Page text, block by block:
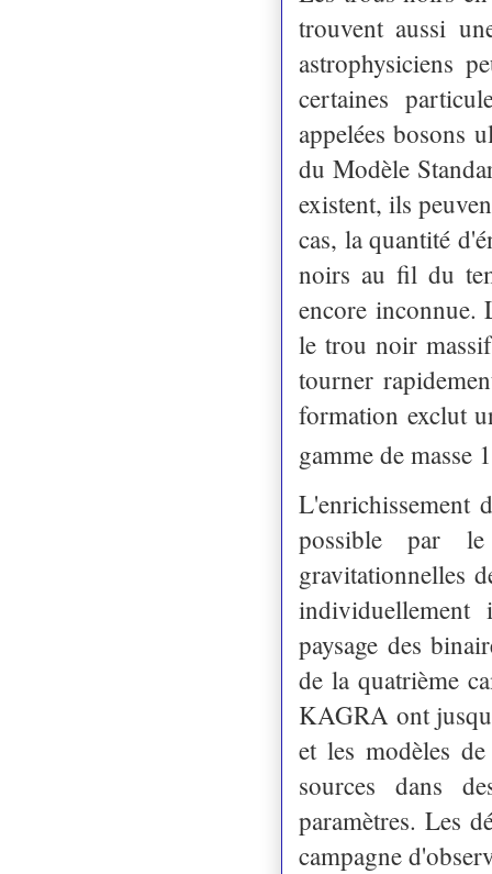
trouvent aussi
astrophysiciens
certaines
appelées bosons
du Modèle
existent, ils
cas, la quantité
noirs au fil du
encore inconnue.
le trou noir
tourner
formation exclut
gamme de masse
L'enrichissement
possible par le
gravitationnelles
individuellement
paysage des
de la quatrième
KAGRA ont
et les modèles
sources dans
paramètres. Les
campagne